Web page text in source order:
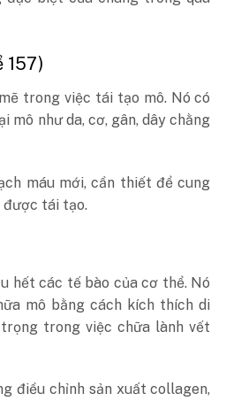
157)
trong việc tái tạo mô. Nó có
mô như da, cơ, gân, dây chằng
máu mới, cần thiết để cung
được tái tạo.
hết các tế bào của cơ thể. Nó
mô bằng cách kích thích di
trong việc chữa lành vết
điều chỉnh sản xuất collagen,